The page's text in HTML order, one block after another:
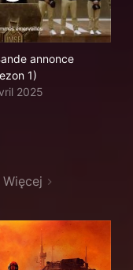
annonce
1)
2025
Więcej